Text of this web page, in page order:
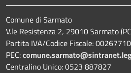
Comune di Sarmato
V.le Resistenza 2, 29010 Sarmato
Partita IVA/Codice Fiscale:
PEC:
Centralino Unico: 0523 887827